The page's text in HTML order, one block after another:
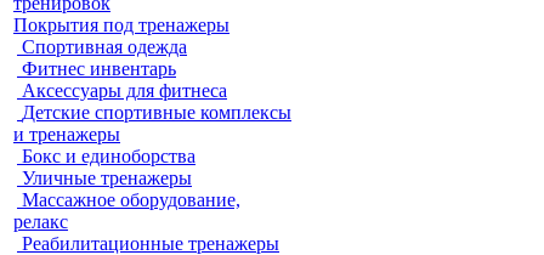
Покрытия под тренажеры
Спортивная одежда
Фитнес инвентарь
Аксессуары для фитнеса
Детские спортивные комплексы
и тренажеры
Бокс и единоборства
Уличные тренажеры
Массажное оборудование,
релакс
Реабилитационные тренажеры